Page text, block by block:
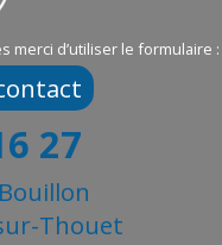
merci d’utiliser le formulaire :
27
Thouet